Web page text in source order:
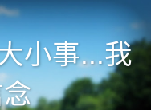
小事...我